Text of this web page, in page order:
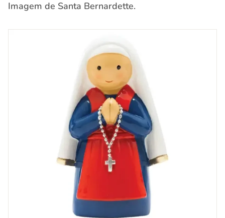
Imagem de Santa Bernardette.